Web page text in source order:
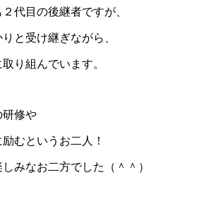
代目の後継者ですが、
と受け継ぎながら、
り組んでいます。
研修や
むというお二人！
みなお二方でした（＾＾）